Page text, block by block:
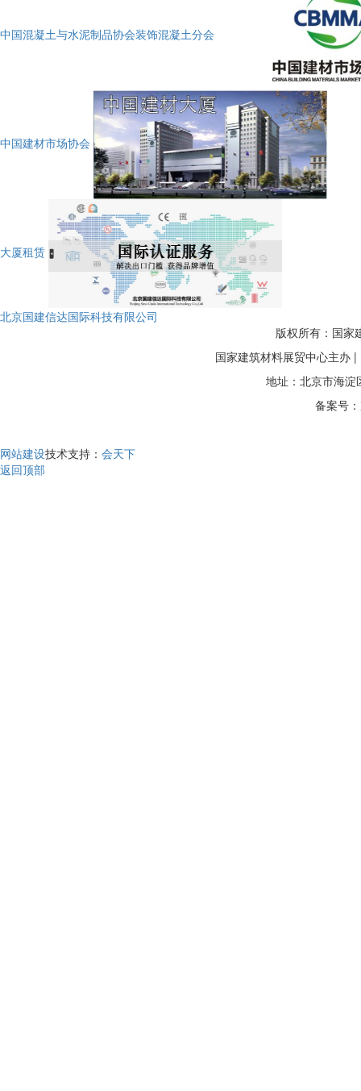
中国混凝土与水泥制品协会装饰混凝土分会
中国建材市场协会
大厦租赁
北京国建信达国际科技有限公司
版权所有：国
国家建筑材料展贸中心主办
地址：北京市海
备案号：
网站建设技术支持： 会天下
返回顶部